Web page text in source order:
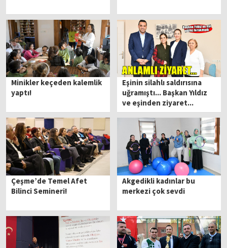
Minikler keçeden kalemlik
yaptı!
Eşinin silahlı saldırısına
uğramıştı... Başkan Yıldız
ve eşinden ziyaret...
Çeşme’de Temel Afet
Bilinci Semineri!
Akgedikli kadınlar bu
merkezi çok sevdi